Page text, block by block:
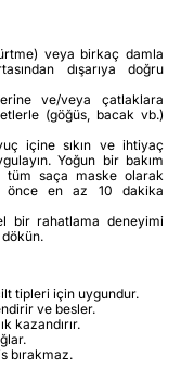
veya birkaç damla
dışarıya doğru
ve/veya çatlaklara
(göğüs, bacak vb.)
içine sıkın ve ihtiyaç
Yoğun bir bakım
saça maske olarak
önce en az 10 dakika
bir rahatlama deneyimi
tipleri için uygundur.
ve besler.
kazandırır.
bırakmaz.